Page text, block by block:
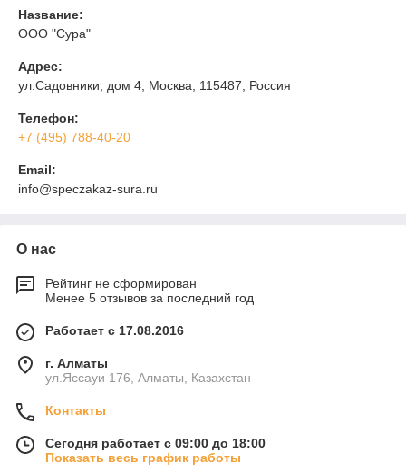
Название:
ООО "Сура"
Адрес:
ул.Садовники, дом 4, Москва, 115487, Россия
Телефон:
+7 (495) 788-40-20
Email:
info@speczakaz-sura.ru
О нас
Рейтинг не сформирован
Менее 5 отзывов за последний год
Работает с 17.08.2016
г. Алматы
ул.Яссауи 176, Алматы, Казахстан
Контакты
Сегодня работает с 09:00 до 18:00
Показать весь график работы